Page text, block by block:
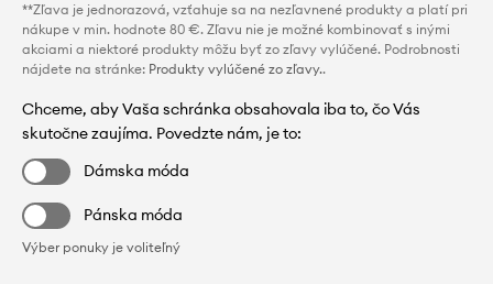
**Zľava je jednorazová, vzťahuje sa na nezľavnené produkty a platí pri
nákupe v min. hodnote 80 €. Zľavu nie je možné kombinovať s inými
akciami a niektoré produkty môžu byť zo zľavy vylúčené. Podrobnosti
nájdete na stránke: Produkty vylúčené zo zľavy..
Chceme, aby Vaša schránka obsahovala iba to, čo Vás
skutočne zaujíma. Povedzte nám, je to:
Dámska móda
Pánska móda
Výber ponuky je voliteľný